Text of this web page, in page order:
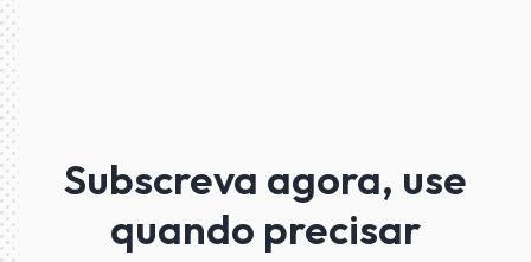
Subscreva agora, use
quando precisar